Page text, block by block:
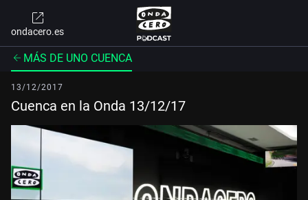
ondacero.es
MÁS DE UNO CUENCA
13/12/2017
Cuenca en la Onda 13/12/17